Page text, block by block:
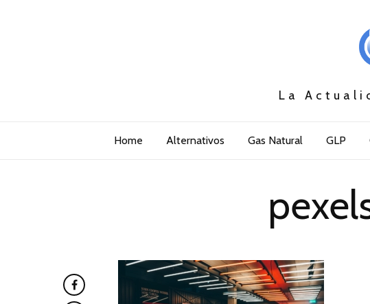
La
Home Alternativos Gas Natural GLP